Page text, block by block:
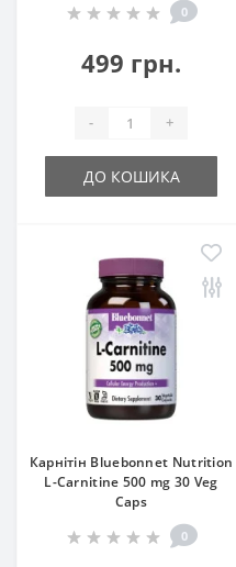
0
499 грн.
- +
ДО КОШИКА
Карнітін Bluebonnet Nutrition
L-Carnitine 500 mg 30 Veg
Caps
0